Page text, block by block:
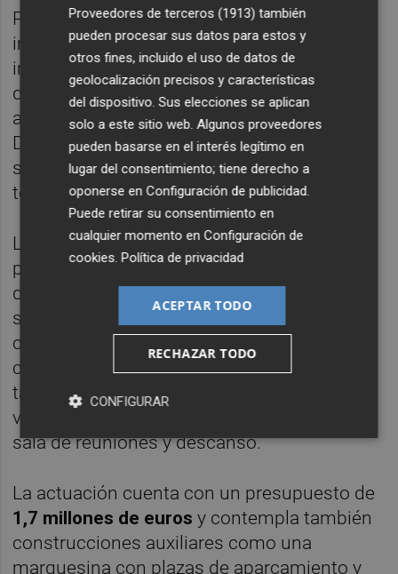
Por su parte, Andrés ha valorado “la
importancia de que Ademuz cuente con una
infraestructura moderna y preparada para
dar servicio a toda la comarca”, y ha
agradecido “la apuesta del Consorcio y de la
Diputación de Valencia por reforzar la
seguridad y la prevención de incendios en el
territorio”.
La nueva base se ubica en una parcela del
polígono industrial Los Planos y ha sido
diseñada para albergar de manera
simultánea a 20 operativos. El complejo
contará con un hangar con capacidad para
cuatro autobombas, además de almacén y
taller, y una zona administrativa con
vestuarios, taquillas, lavandería, despacho y
sala de reuniones y descanso.
La actuación cuenta con un presupuesto de
1,7 millones de euros y contempla también
construcciones auxiliares como una
marquesina con plazas de aparcamiento y
Proveedores de terceros (1913) también
pueden procesar sus datos para estos y
otros fines, incluido el uso de datos de
geolocalización precisos y características
del dispositivo. Sus elecciones se aplican
solo a este sitio web. Algunos proveedores
pueden basarse en el interés legítimo en
lugar del consentimiento; tiene derecho a
oponerse enConfiguración de publicidad.
Puede retirar su consentimiento en
cualquier momento enConfiguración de
cookies.Política de privacidad
ACEPTAR TODO
RECHAZAR TODO
CONFIGURAR